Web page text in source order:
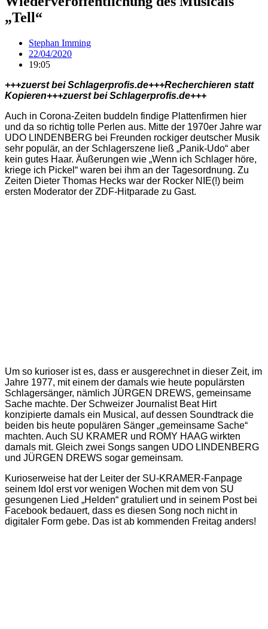
„Tell“
Stephan Imming
22/04/2020
19:05
+++zuerst bei Schlagerprofis.de+++Recherchieren statt
Kopieren+++zuerst bei Schlagerprofis.de+++
Auch in Corona-Zeiten buddeln findige Plattenfirmen hier
und da so richtig tolle Perlen aus. Mitte der 1970er Jahre war
UDO LINDENBERG bei Freunden rockiger deutscher Musik
sehr populär, an der Schlagerszene ließ „Panik-Udo“ aber
kein gutes Haar. Äußerungen wie „Wenn ich Schlager höre,
kriege ich Pickel“ waren bei ihm an der Tagesordnung. Zu
Zeiten Dieter Thomas Hecks war der Rocker NIE(!) beim
ersten Moderator der ZDF-Hitparade zu Gast.
Um so kurioser ist es, dass er ausgerechnet in dieser Zeit, im
Jahre 1977, mit einem der damals wie heute populärsten
Schlagersänger, nämlich JÜRGEN DREWS, gemeinsame
Sache machte. Der Schweizer Journalist Beat Hirt
konzipierte damals ein Musical, auf dessen Soundtrack die
beiden bis heute populären Sänger „gemeinsame Sache“
machten. Auch SU KRAMER und ROMY HAAG wirkten
damals mit. Gleich zwei Songs sangen UDO LINDENBERG
und JÜRGEN DREWS sogar gemeinsam.
Kurioserweise hat der Leiter der SU-KRAMER-Fanpage
seinem Idol erst vor wenigen Wochen mit dem von SU
gesungenen Lied „Helden“ gratuliert und in seinem Post bei
Facebook bedauert, dass es diesen Song noch nicht in
digitaler Form gebe. Das ist ab kommenden Freitag anders!